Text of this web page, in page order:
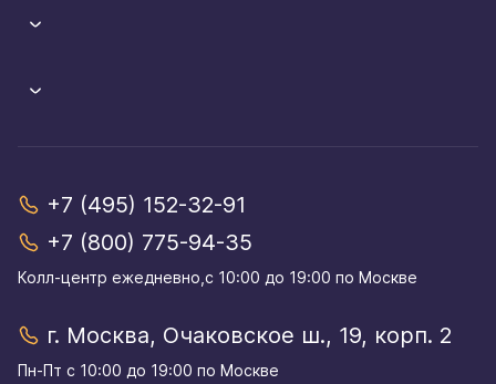
+7 (495) 152-32-91
+7 (800) 775-94-35
Колл-центр eжедневно,с 10:00 до 19:00 по Москве
г. Москва, Очаковское ш., 19, корп. 2
Пн-Пт с 10:00 до 19:00 по Москве